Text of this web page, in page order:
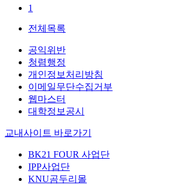
1
전체목록
공익위반
청렴행정
개인정보처리방침
이메일무단수집거부
웹마스터
대학정보공시
교내사이트 바로가기
BK21 FOUR 사업단
IPP사업단
KNU곰두리몰